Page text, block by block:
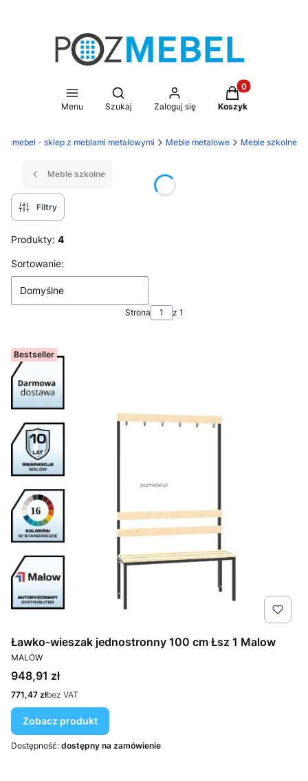
Menu
Otwórz wyszukiwarkę
Szukaj Zaloguj się
Produkty w
Koszyk
- sklep z meblami metalowymi Meble metalowe Meble szkolne
Meble szkolne
Filtry
Produkty: 4
Lista produktów
Sortowanie:
Domyślne
Strona z 1
Bestseller
Ławko-wieszak jednostronny 100 cm Łsz 1 Malow
PRODUCENT
MALOW
Cena
948,91 zł
Cena
771,47 złbez VAT
Zobacz produkt
Dostępność: dostępny na zamówienie